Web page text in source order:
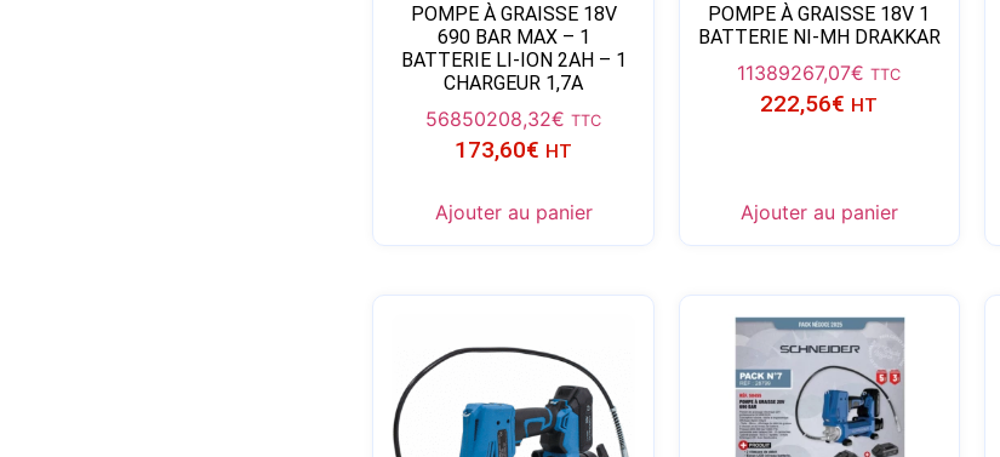
POMPE À GRAISSE 18V
690 BAR MAX – 1
BATTERIE LI-ION 2AH – 1
CHARGEUR 1,7A
56850208,32€ TTC
173,60€ HT
Ajouter au panier
POMPE À GRAISSE 18V 1
BATTERIE NI-MH DRAKKAR
11389267,07€ TTC
222,56€ HT
Ajouter au panier